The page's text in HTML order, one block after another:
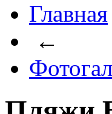
Главная
←